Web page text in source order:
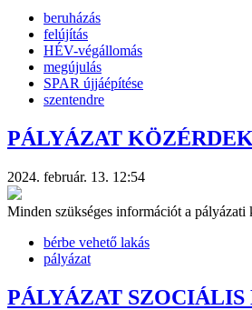
beruházás
felújítás
HÉV-végállomás
megújulás
SPAR újjáépítése
szentendre
PÁLYÁZAT
2024. február. 13. 12:54
Minden szükséges információt a
bérbe vehető lakás
pályázat
PÁLYÁZAT SZOCIÁLIS